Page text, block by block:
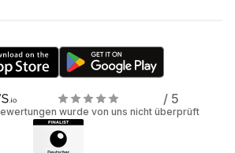
/ 5
wurde von uns nicht überprüft